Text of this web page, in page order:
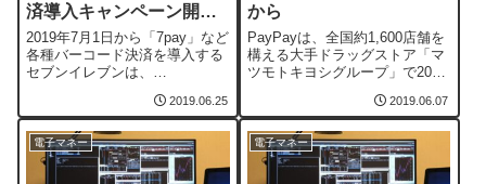
済導入キャンペーン開催
（2019年7月11日〜21
日）
2019年7月1日から「7pay」など
各種バーコード決済を導入する
セブンイレブンは、
「LINE Pay」3社合同の「最大
20％戻ってくる！キャンペー
ン」を開催することを発表し
た。キャンペーン期間は2019年
7月11日（木）0時から21日
2019.06.25
から
PayPayは、全国約1,600店舗を
構える大手ドラッグストア「マ
ツモトキヨシグループ」で2019
ス「PayPay」を導入すること
を発表した。利用できるマツモ
トキヨシグループの店舗
「PayPay」が利用できるの
は、マツモトキヨシホールディ
2019.06.07
電子マネー 電子マネー